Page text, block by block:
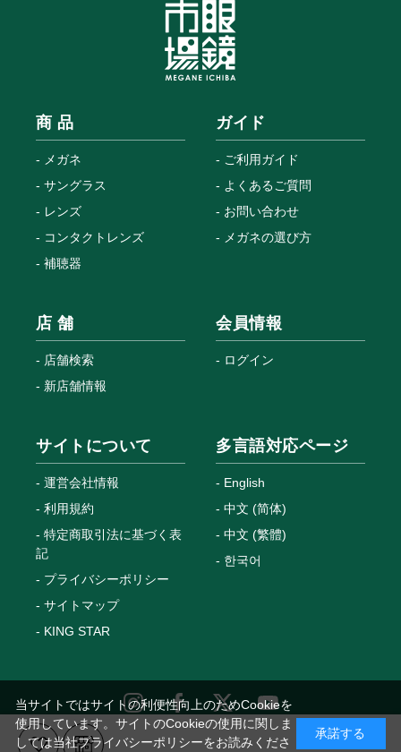
商 品
メガネ
サングラス
レンズ
コンタクトレンズ
補聴器
ガイド
ご利用ガイド
よくあるご質問
お問い合わせ
メガネの選び方
店 舗
店舗検索
新店舗情報
会員情報
ログイン
サイトについて
運営会社情報
利用規約
特定商取引法に基づく表
記
プライバシーポリシー
サイトマップ
KING STAR
多言語対応ページ
English
中文 (简体)
中文 (繁體)
한국어
Copyright © MEGANETOP Co., Ltd. All Rights Reserved.
当サイトではサイトの利便性向上のためCookieを
使用しています。サイトのCookieの使用に関しま
しては当社プライバシーポリシーをお読みくださ
承諾する